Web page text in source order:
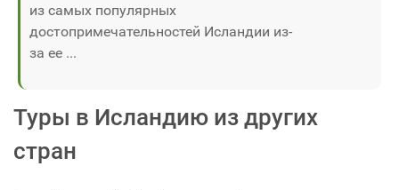
из самых популярных
достопримечательностей Исландии из-
за ее ...
Туры в Исландию из других
стран